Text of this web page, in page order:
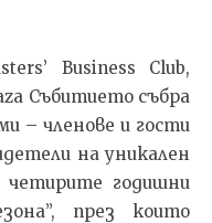
Business Club,
Събитието събра
– членове и гости
на уникален
четирите годишни
през които